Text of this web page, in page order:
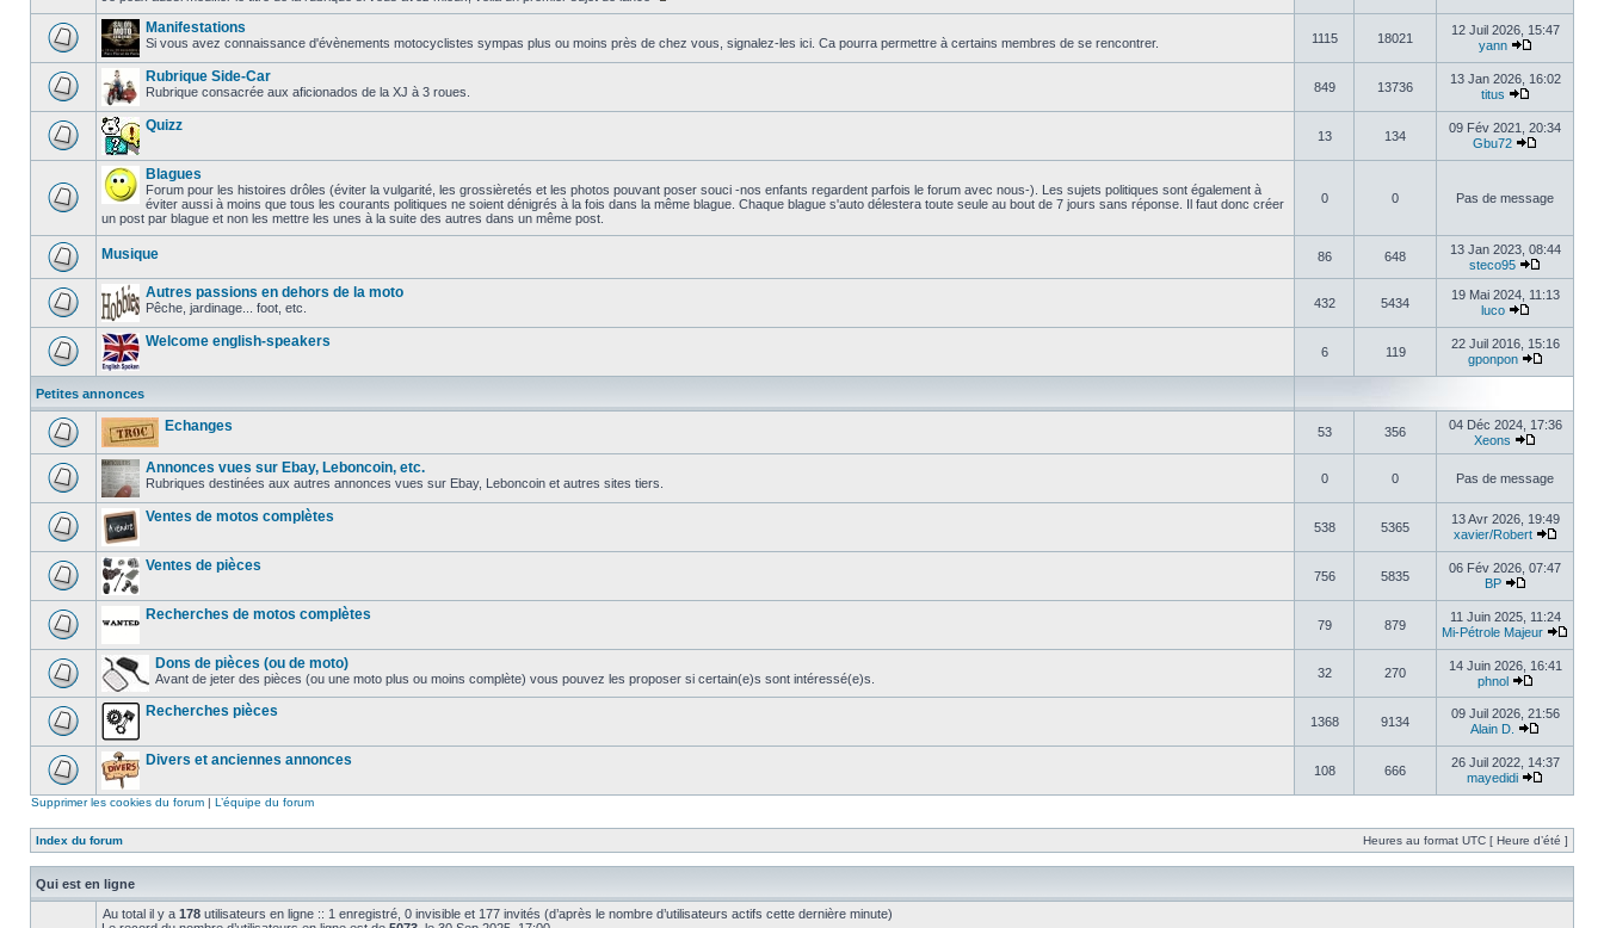
Manifestations
Si vous avez connaissance d'évènements motocyclistes sympas plus ou moins près de chez vous, signalez-les ici. Ca pourra permettre à certains membres de se rencontrer. 1115 18021
12 Juil 2026, 15:47
yann
Rubrique Side-Car
Rubrique consacrée aux aficionados de la XJ à 3 roues. 849 13736
13 Jan 2026, 16:02
titus
Quizz
13 134
09 Fév 2021, 20:34
Gbu72
Blagues
Forum pour les histoires drôles (éviter la vulgarité, les grossièretés et les photos pouvant poser souci -nos enfants regardent parfois le forum avec nous-). Les sujets politiques sont également à
éviter aussi à moins que tous les courants politiques ne soient dénigrés à la fois dans la même blague. Chaque blague s'auto délestera toute seule au bout de 7 jours sans réponse. Il faut donc créer
un post par blague et non les mettre les unes à la suite des autres dans un même post.
0 0 Pas de message
Musique 86 648
13 Jan 2023, 08:44
steco95
Autres passions en dehors de la moto
Pêche, jardinage... foot, etc. 432 5434
19 Mai 2024, 11:13
luco
Welcome english-speakers
6 119
22 Juil 2016, 15:16
gponpon
Petites annonces
Echanges 53 356
04 Déc 2024, 17:36
Xeons
Annonces vues sur Ebay, Leboncoin, etc.
Rubriques destinées aux autres annonces vues sur Ebay, Leboncoin et autres sites tiers. 0 0 Pas de message
Ventes de motos complètes
538 5365
13 Avr 2026, 19:49
xavier/Robert
Ventes de pièces
756 5835
06 Fév 2026, 07:47
BP
Recherches de motos complètes
79 879
11 Juin 2025, 11:24
Mi-Pétrole Majeur
Dons de pièces (ou de moto)
Avant de jeter des pièces (ou une moto plus ou moins complète) vous pouvez les proposer si certain(e)s sont intéressé(e)s. 32 270
14 Juin 2026, 16:41
phnol
Recherches pièces
1368 9134
09 Juil 2026, 21:56
Alain D.
Divers et anciennes annonces
108 666
26 Juil 2022, 14:37
mayedidi
Supprimer les cookies du forum | L’équipe du forum
Index du forum Heures au format UTC [ Heure d’été ]
Qui est en ligne
Au total il y a 178 utilisateurs en ligne :: 1 enregistré, 0 invisible et 177 invités (d’après le nombre d’utilisateurs actifs cette dernière minute)